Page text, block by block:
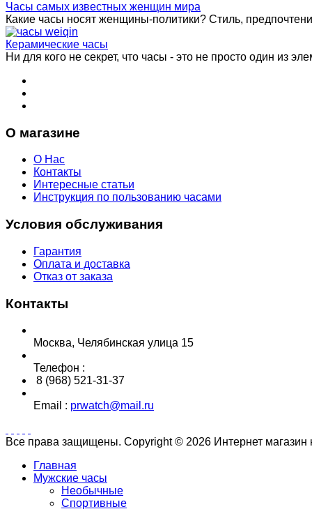
Часы самых известных женщин мира
Какие часы носят женщины-политики? Стиль,
Керамические часы
Ни для кого не секрет, что часы - это не просто один из
О магазине
О Нас
Контакты
Интересные статьи
Инструкция по пользованию часами
Условия обслуживания
Гарантия
Оплата и доставка
Отказ от заказа
Контакты
Москва, Челябинская улица 15
Телефон :
8 (968) 521-31-37
Email : prwatch@mail.ru
Все права защищены. Copyright © 2026 Интернет магазин
Главная
Мужские часы
Необычные
Спортивные